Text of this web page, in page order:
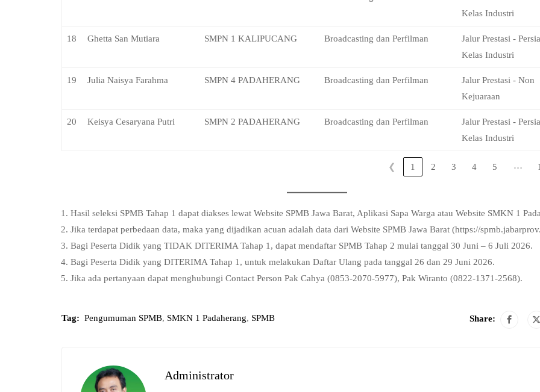
Kelas Industri
18 Ghetta San Mutiara SMPN 1 KALIPUCANG Broadcasting dan Perfilman
Jalur Prestasi -
Kelas Industri
19 Julia Naisya Farahma SMPN 4 PADAHERANG Broadcasting dan Perfilman
Jalur Prestasi - Non
Kejuaraan
20 Keisya Cesaryana Putri SMPN 2 PADAHERANG Broadcasting dan Perfilman
Jalur Prestasi -
Kelas Industri
❮ 1 2 3 4 5 …
Hasil seleksi SPMB Tahap 1 dapat diakses lewat Website SPMB Jawa Barat, Aplikasi Sapa Warga atau Website SMKN 1
Jika terdapat perbedaan data, maka yang dijadikan acuan adalah data dari Website SPMB Jawa Barat (https://
Bagi Peserta Didik yang TIDAK DITERIMA Tahap 1, dapat mendaftar SPMB Tahap 2 mulai tanggal 30 Juni – 6 Juli 2026.
Bagi Peserta Didik yang DITERIMA Tahap 1, untuk melakukan Daftar Ulang pada tanggal 26 dan 29 Juni 2026.
Jika ada pertanyaan dapat menghubungi Contact Person Pak Cahya (0853-2070-5977), Pak Wiranto (0822-1371-2568).
Tag: Pengumuman SPMB, SMKN 1 Padaherang, SPMB Share:
Administrator